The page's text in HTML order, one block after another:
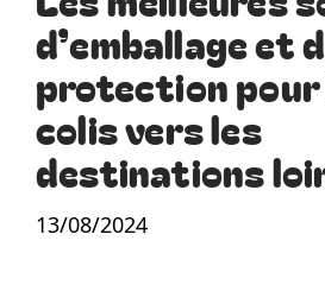
d’emballage et
protection pour
colis vers les
destinations
13/08/2024